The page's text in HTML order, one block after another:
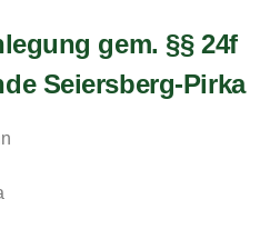
gem. §§ 24f
Seiersberg-Pirka